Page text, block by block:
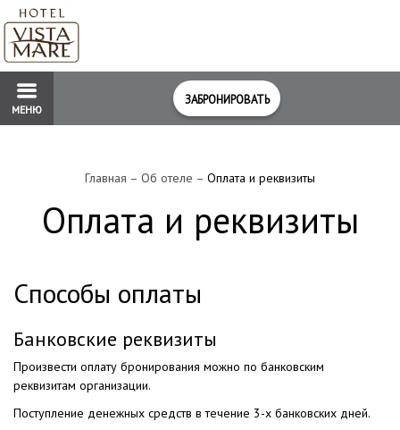
МЕНЮ
ЗАБРОНИРОВАТЬ
Главная – Об отеле – Оплата и реквизиты
Оплата и реквизиты
Способы оплаты
Банковские реквизиты
Произвести оплату бронирования можно по банковским
реквизитам организации.
Поступление денежных средств в течение 3-х банковских дней.